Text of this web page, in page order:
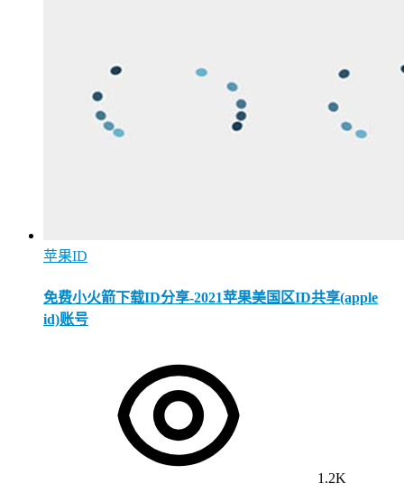
苹果ID
免费小火箭下载ID分享-2021苹果美国区ID共享(apple
id)账号
1.2K